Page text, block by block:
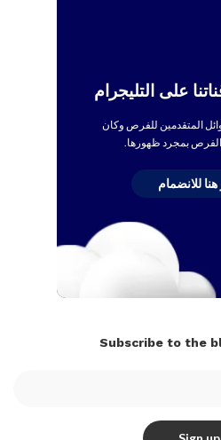
على التليجرام
المتقدمين للفرص وكان
بمجرد ظهورها.
هنا للانضمام
Subscribe to the